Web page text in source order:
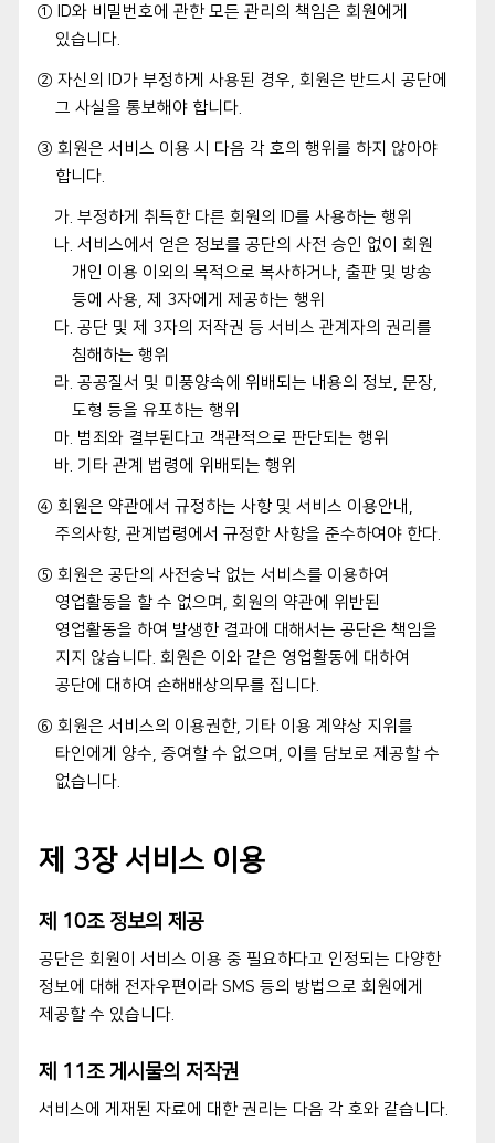
① ID와 비밀번호에 관한 모든 관리의 책임은 회원에게
있습니다.
② 자신의 ID가 부정하게 사용된 경우, 회원은 반드시 공단에
그 사실을 통보해야 합니다.
③ 회원은 서비스 이용 시 다음 각 호의 행위를 하지 않아야
합니다.
가. 부정하게 취득한 다른 회원의 ID를 사용하는 행위
나. 서비스에서 얻은 정보를 공단의 사전 승인 없이 회원
개인 이용 이외의 목적으로 복사하거나, 출판 및 방송
등에 사용, 제 3자에게 제공하는 행위
다. 공단 및 제 3자의 저작권 등 서비스 관계자의 권리를
침해하는 행위
라. 공공질서 및 미풍양속에 위배되는 내용의 정보, 문장,
도형 등을 유포하는 행위
마. 범죄와 결부된다고 객관적으로 판단되는 행위
바. 기타 관계 법령에 위배되는 행위
④ 회원은 약관에서 규정하는 사항 및 서비스 이용안내,
주의사항, 관계법령에서 규정한 사항을 준수하여야 한다.
⑤ 회원은 공단의 사전승낙 없는 서비스를 이용하여
영업활동을 할 수 없으며, 회원의 약관에 위반된
영업활동을 하여 발생한 결과에 대해서는 공단은 책임을
지지 않습니다. 회원은 이와 같은 영업활동에 대하여
공단에 대하여 손해배상의무를 집니다.
⑥ 회원은 서비스의 이용권한, 기타 이용 계약상 지위를
타인에게 양수, 증여할 수 없으며, 이를 담보로 제공할 수
없습니다.
제 3장 서비스 이용
제 10조 정보의 제공
공단은 회원이 서비스 이용 중 필요하다고 인정되는 다양한
정보에 대해 전자우편이라 SMS 등의 방법으로 회원에게
제공할 수 있습니다.
제 11조 게시물의 저작권
서비스에 게재된 자료에 대한 권리는 다음 각 호와 같습니다.